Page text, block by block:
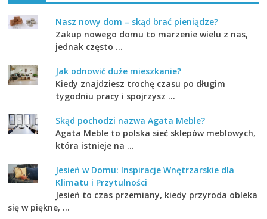
Nasz nowy dom – skąd brać pieniądze?
Zakup nowego domu to marzenie wielu z nas,
jednak często …
Jak odnowić duże mieszkanie?
Kiedy znajdziesz trochę czasu po długim
tygodniu pracy i spojrzysz …
Skąd pochodzi nazwa Agata Meble?
Agata Meble to polska sieć sklepów meblowych,
która istnieje na …
Jesień w Domu: Inspiracje Wnętrzarskie dla
Klimatu i Przytulności
Jesień to czas przemiany, kiedy przyroda obleka
się w piękne, …